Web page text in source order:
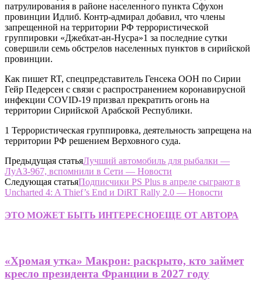
патрулирования в районе населенного пункта Сфухон
провинции Идлиб. Контр-адмирал добавил, что члены
запрещенной на территории РФ террористической
группировки «Джебхат-ан-Нусра»1 за последние сутки
совершили семь обстрелов населенных пунктов в сирийской
провинции.
Как пишет RT, спецпредставитель Генсека ООН по Сирии
Гейр Педерсен с связи с распространением коронавирусной
инфекции COVID-19 призвал прекратить огонь на
территории Сирийской Арабской Республики.
1 Террористическая группировка, деятельность запрещена на
территории РФ решением Верховного суда.
Предыдущая статьяЛучший автомобиль для рыбалки —
ЛуАЗ-967, вспомнили в Сети — Новости
Следующая статьяПодписчики PS Plus в апреле сыграют в
Uncharted 4: A Thief’s End и DiRT Rally 2.0 — Новости
ЭТО МОЖЕТ БЫТЬ ИНТЕРЕСНОЕЩЕ ОТ АВТОРА
«Хромая утка» Макрон: раскрыто, кто займет
кресло президента Франции в 2027 году